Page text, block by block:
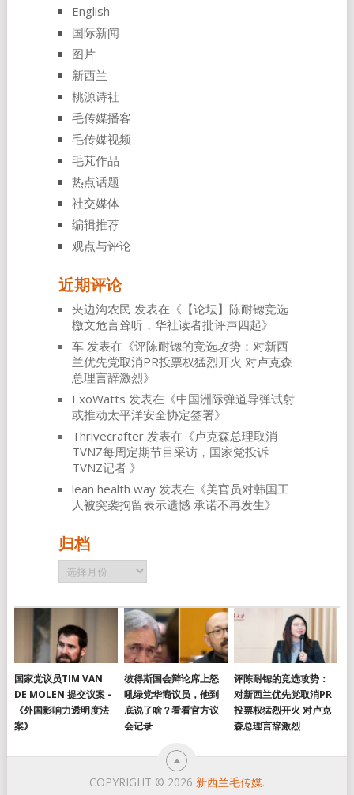
English
国际新闻
图片
新西兰
桃源诗社
毛传媒播客
毛传媒视频
毛芃作品
热点话题
社交媒体
编辑推荐
观点与评论
近期评论
夹边沟农民 发表在《 【论坛】陈耐锶竞选
檄文危言耸听，华社读者批评声四起》
车发表在《评陈耐锶的竞选攻势：对新西
兰优先党取消PR投票权猛烈开火 对卢克森
总理言辞激烈》
ExoWatts 发表在《中国洲际弹道导弹试射
或推动太平洋安全协定签署》
Thrivecrafter发表在《卢克森总理取消
TVNZ每周定期节目采访，国家党投诉
TVNZ记者 》
lean health way发表在《美官员对韩国工
人被突袭拘留表示遗憾 承诺不再发生》
归档
归
档
国家党议员TIM VAN
DE MOLEN 提交议案 -
《外国影响力透明度法
案》
彼得斯国会辩论席上怒
吼绿党华裔议员，他到
底说了啥？看看官方议
会记录
评陈耐锶的竞选攻势：
对新西兰优先党取消PR
投票权猛烈开火 对卢克
森总理言辞激烈
COPYRIGHT © 2026 新西兰毛传媒.